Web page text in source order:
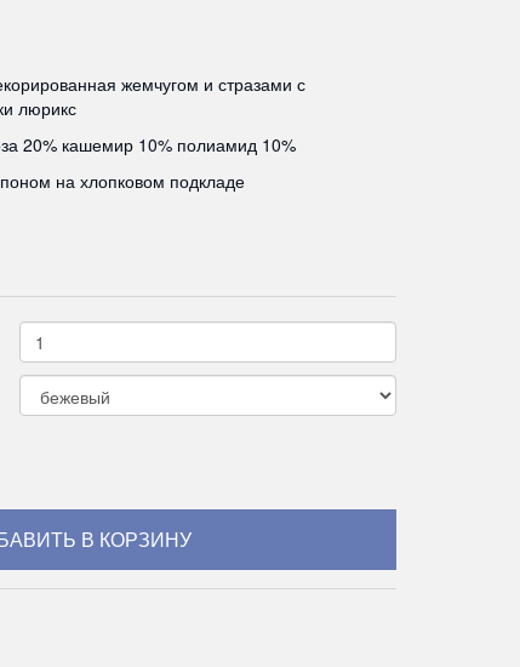
жемчугом и стразами с
люрикс
20% кашемир 10% полиамид 10%
на хлопковом подкладе